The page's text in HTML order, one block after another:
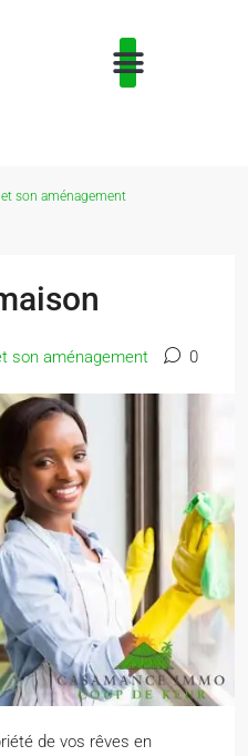
son aménagement
son aménagement 0
de vos rêves en